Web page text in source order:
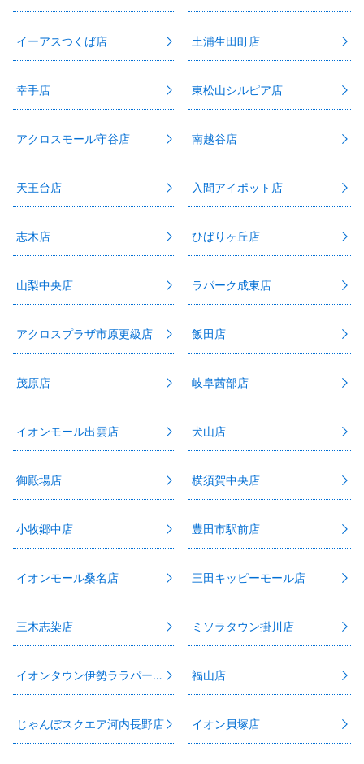
イーアスつくば店 土浦生田町店
幸手店 東松山シルピア店
アクロスモール守谷店 南越谷店
天王台店 入間アイポット店
志木店 ひばりヶ丘店
山梨中央店 ラパーク成東店
アクロスプラザ市原更級店 飯田店
茂原店 岐阜茜部店
イオンモール出雲店 犬山店
御殿場店 横須賀中央店
小牧郷中店 豊田市駅前店
イオンモール桑名店 三田キッピーモール店
三木志染店 ミソラタウン掛川店
イオンタウン伊勢ララパーク店 福山店
じゃんぼスクエア河内長野店 イオン貝塚店